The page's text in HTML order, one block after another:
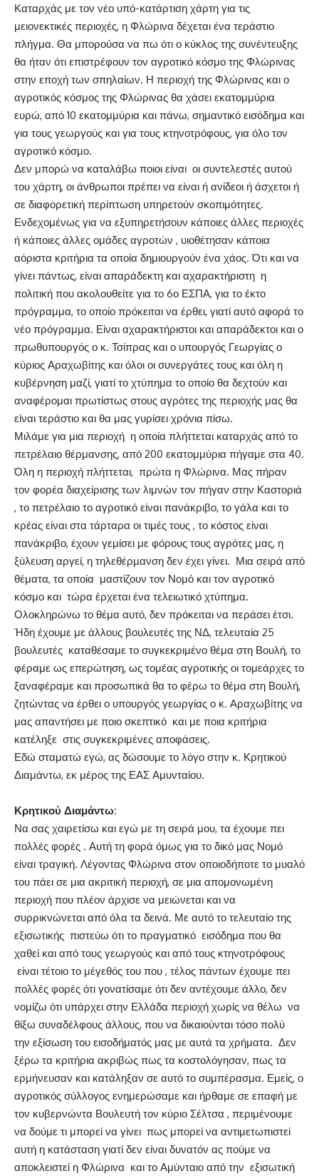
Καταρχάς με τον νέο υπό-κατάρτιση χάρτη για τις
μειονεκτικές περιοχές, η Φλώρινα δέχεται ένα τεράστιο
πλήγμα. Θα μπορούσα να πω ότι ο κύκλος της συνέντευξης
θα ήταν ότι επιστρέφουν τον αγροτικό κόσμο της Φλώρινας
στην εποχή των σπηλαίων. Η περιοχή της Φλώρινας και ο
αγροτικός κόσμος της Φλώρινας θα χάσει εκατομμύρια
ευρώ, από 10 εκατομμύρια και πάνω, σημαντικό εισόδημα και
για τους γεωργούς και για τους κτηνοτρόφους, για όλο τον
αγροτικό κόσμο.
Δεν μπορώ να καταλάβω ποιοι είναι οι συντελεστές αυτού
του χάρτη, οι άνθρωποι πρέπει να είναι ή ανίδεοι ή άσχετοι ή
σε διαφορετική περίπτωση υπηρετούν σκοπιμότητες.
Ενδεχομένως για να εξυπηρετήσουν κάποιες άλλες περιοχές
ή κάποιες άλλες ομάδες αγροτών , υιοθέτησαν κάποια
αόριστα κριτήρια τα οποία δημιουργούν ένα χάος. Ότι και να
γίνει πάντως, είναι απαράδεκτη και αχαρακτήριστη η
πολιτική που ακολουθείτε για το 6ο ΕΣΠΑ, για το έκτο
πρόγραμμα, το οποίο πρόκειται να έρθει, γιατί αυτό αφορά το
νέο πρόγραμμα. Είναι αχαρακτήριστοι και απαράδεκτοι και ο
πρωθυπουργός ο κ. Τσίπρας και ο υπουργός Γεωργίας ο
κύριος Αραχωβίτης και όλοι οι συνεργάτες τους και όλη η
κυβέρνηση μαζί, γιατί το χτύπημα το οποίο θα δεχτούν και
αναφέρομαι πρωτίστως στους αγρότες της περιοχής μας θα
είναι τεράστιο και θα μας γυρίσει χρόνια πίσω.
Μιλάμε για μια περιοχή η οποία πλήττεται καταρχάς από το
πετρέλαιο θέρμανσης, από 200 εκατομμύρια πήγαμε στα 40.
Όλη η περιοχή πλήττεται, πρώτα η Φλώρινα. Μας πήραν
τον φορέα διαχείρισης των λιμνών τον πήγαν στην Καστοριά
, το πετρέλαιο το αγροτικό είναι πανάκριβο, το γάλα και το
κρέας είναι στα τάρταρα οι τιμές τους , το κόστος είναι
πανάκριβο, έχουν γεμίσει με φόρους τους αγρότες μας, η
ξύλευση αργεί, η τηλεθέρμανση δεν έχει γίνει. Μια σειρά από
θέματα, τα οποία μαστίζουν τον Νομό και τον αγροτικό
κόσμο και τώρα έρχεται ένα τελειωτικό χτύπημα.
Ολοκληρώνω το θέμα αυτό, δεν πρόκειται να περάσει έτσι.
Ήδη έχουμε με άλλους βουλευτές της ΝΔ, τελευταία 25
βουλευτές καταθέσαμε το συγκεκριμένο θέμα στη Βουλή, το
φέραμε ως επερώτηση, ως τομέας αγροτικής οι τομεάρχες το
ξαναφέραμε και προσωπικά θα το φέρω το θέμα στη Βουλή,
ζητώντας να έρθει ο υπουργός γεωργίας ο κ. Αραχωβίτης να
μας απαντήσει με ποιο σκεπτικό και με ποια κριτήρια
κατέληξε στις συγκεκριμένες αποφάσεις.
Εδώ σταματώ εγώ, ας δώσουμε το λόγο στην κ. Κρητικού
Διαμάντω, εκ μέρος της ΕΑΣ Αμυνταίου.
Κρητικού Διαμάντω:
Να σας χαιρετίσω και εγώ με τη σειρά μου, τα έχουμε πει
πολλές φορές . Αυτή τη φορά όμως για το δικό μας Νομό
είναι τραγική. Λέγοντας Φλώρινα στον οποιοδήποτε το μυαλό
του πάει σε μια ακριτική περιοχή, σε μια απομονωμένη
περιοχή που πλέον άρχισε να μειώνεται και να
συρρικνώνεται από όλα τα δεινά. Με αυτό το τελευταίο της
εξισωτικής πιστεύω ότι το πραγματικό εισόδημα που θα
χαθεί και από τους γεωργούς και από τους κτηνοτρόφους
είναι τέτοιο το μέγεθός του που , τέλος πάντων έχουμε πει
πολλές φορές ότι γονατίσαμε ότι δεν αντέχουμε άλλο, δεν
νομίζω ότι υπάρχει στην Ελλάδα περιοχή χωρίς να θέλω να
θίξω συναδέλφους άλλους, που να δικαιούνται τόσο πολύ
την εξίσωση του εισοδήματός μας με αυτά τα χρήματα. Δεν
ξέρω τα κριτήρια ακριβώς πως τα κοστολόγησαν, πως τα
ερμήνευσαν και κατάληξαν σε αυτό το συμπέρασμα. Εμείς, ο
αγροτικός σύλλογος ενημερώσαμε και ήρθαμε σε επαφή με
τον κυβερνώντα Βουλευτή τον κύριο Σέλτσα , περιμένουμε
να δούμε τι μπορεί να γίνει πως μπορεί να αντιμετωπιστεί
αυτή η κατάσταση γιατί δεν είναι δυνατόν ας πούμε να
αποκλειστεί η Φλώρινα και το Αμύνταιο από την εξισωτική